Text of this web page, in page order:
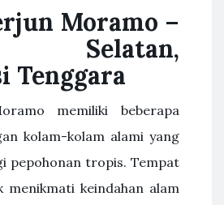
Moramo –
Selatan,
Tenggara
memiliki beberapa
kolam-kolam alami yang
pepohonan tropis. Tempat
menikmati keindahan alam